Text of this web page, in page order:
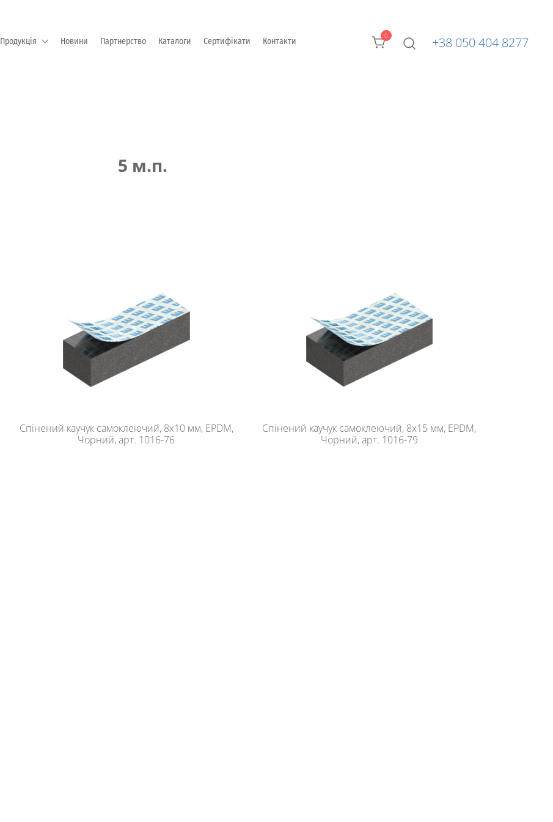
Продукція Новини Партнерство Каталоги Сертифікати Контакти
0 +38 050 404 8277
5 м.п.
Спінений каучук самоклеючий, 8х10 мм, EPDM,
Чорний, арт. 1016-76
Спінений каучук самоклеючий, 8х15 мм, EPDM,
Чорний, арт. 1016-79